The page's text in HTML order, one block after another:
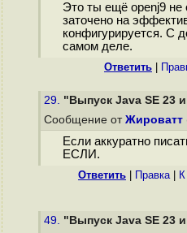
Это ты ещё openj9 не
заточено на
конфигурируется. С
самом деле.
Ответить
29. "Выпуск Java SE 23
Сообщение от Жироватт
Если аккуратно
ЕСЛИ.
Ответить Правка|
49. "Выпуск Java SE 23